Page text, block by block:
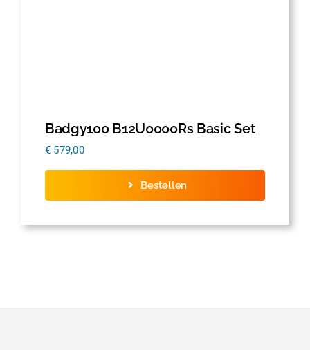
Badgy100 B12U0000Rs Basic Set
€ 579,00
Bestellen